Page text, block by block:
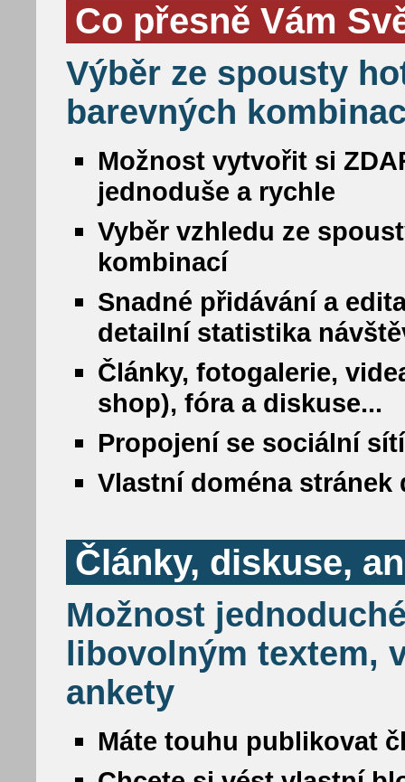
Co přesně Vám
Výběr ze spousty
barevných
Možnost vytvořit si
jednoduše a rychle
Vyběr vzhledu ze
kombinací
Snadné přidávání a
detailní statistika
Články, fotogalerie,
shop), fóra a diskuse...
Propojení se sociální
Vlastní doména stránek
Články, diskuse,
Možnost
libovolným textem,
ankety
Máte touhu publikovat